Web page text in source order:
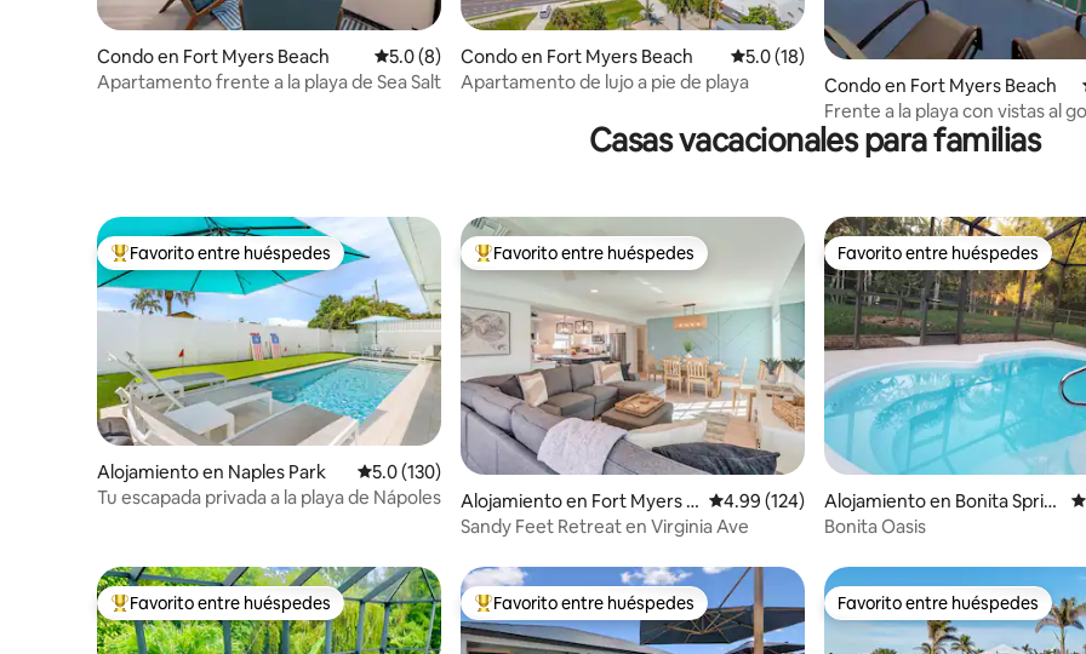
Condo en Fort Myers Beach Calificación promedio: 5.0 de 5, 8 reseñas
5.0 (8)
Apartamento frente a la playa de Sea Salt
Condo en Fort Myers Beach Calificación promedio: 5.0 de 5, 18 reseñas
5.0 (18)
Apartamento de lujo a pie de playa
Condo en Fort Myers Beach
Frente a la playa con vistas al
Lovers Key Beach Club #1002
Casas vacacionales para familias
Favorito entre huéspedes preferido
Favorito entre huéspedes
Alojamiento en Naples Park Calificación promedio: 5.0 de 5, 130 reseñas
5.0 (130)
Tu escapada privada a la playa de Nápoles
Favorito entre huéspedes preferido
Favorito entre huéspedes
Alojamiento en Fort Myers B
each
Calificación promedio: 4.99 de 5, 124 reseñas
4.99 (124)
Sandy Feet Retreat en Virginia Ave
Favorito entre huéspedes
Favorito entre huéspedes
Alojamiento en Bonita Sprin
gs
Bonita Oasis
Favorito entre huéspedes preferido
Favorito entre huéspedes Favorito entre huéspedes preferido
Favorito entre huéspedes Favorito entre huéspedes
Favorito entre huéspedes